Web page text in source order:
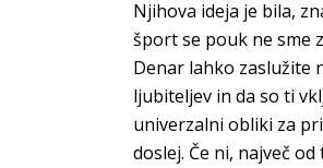
Njihova ideja je bila,
šport se pouk ne sme
Denar lahko zaslužite
ljubiteljev in da so ti
univerzalni obliki za
doslej. Če ni, največ